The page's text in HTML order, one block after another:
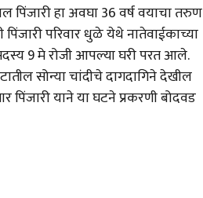
पिंजारी हा अवघा 36 वर्ष वयाचा तरुण
परिवार धुळे येथे नातेवाईकाच्या
सदस्य 9 मे रोजी आपल्या घरी परत आले.
सोन्या चांदीचे दागदागिने देखील
पिंजारी याने या घटने प्रकरणी बोदवड